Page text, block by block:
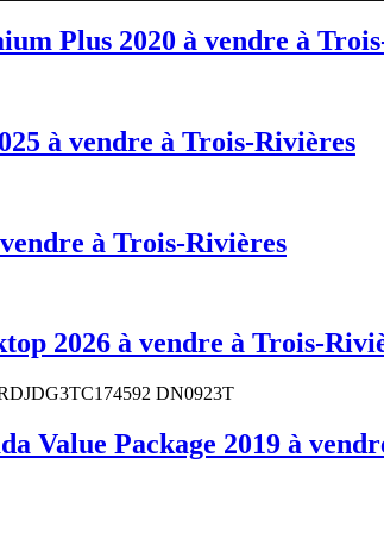
Plus 2020 à vendre à
à vendre à Trois-Rivières
à Trois-Rivières
2026 à vendre à Trois-
DN0923T
Value Package 2019 à